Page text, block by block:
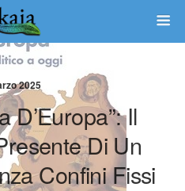
2025
D’Europa”: Il
Di Un
Confini Fissi